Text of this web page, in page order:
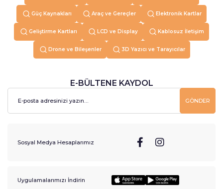
Güç Kaynakları Araç ve Gereçler Elektronik Kartlar
Geliştirme Kartları LCD ve Display Kablosuz İletişim
Drone ve Bileşenler 3D Yazıcı ve Tarayıcılar
E-BÜLTENE KAYDOL
GÖNDER
Sosyal Medya Hesaplarımız
Uygulamalarımızı İndirin